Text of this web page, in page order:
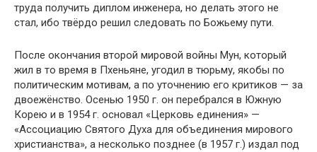
труда получить диплом инженера, но делать этого не
стал, ибо твёрдо решил следовать по Божьему пути.
После окончания второй мировой войны Мун, который
жил в то время в Пхеньяне, угодил в тюрьму, якобы по
политическим мотивам, а по уточнению его критиков — за
двоежёнство. Осенью 1950 г. он перебрался в Южную
Корею и в 1954 г. основал «Церковь единения» —
«Ассоциацию Святого Духа для объединения мирового
христианства», а несколько позднее (в 1957 г.) издал под